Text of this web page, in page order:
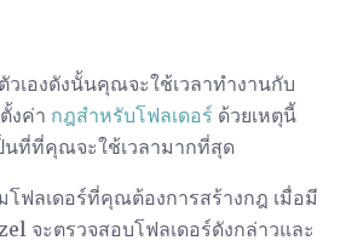
เองดังนั้นคุณจะใช้เวลาทำงานกับ
งค่า กฎสำหรับโฟลเดอร์ ด้วยเหตุนี้
นที่ที่คุณจะใช้เวลามากที่สุด
โฟลเดอร์ที่คุณต้องการสร้างกฎ เมื่อมี
จะตรวจสอบโฟลเดอร์ดังกล่าวและ